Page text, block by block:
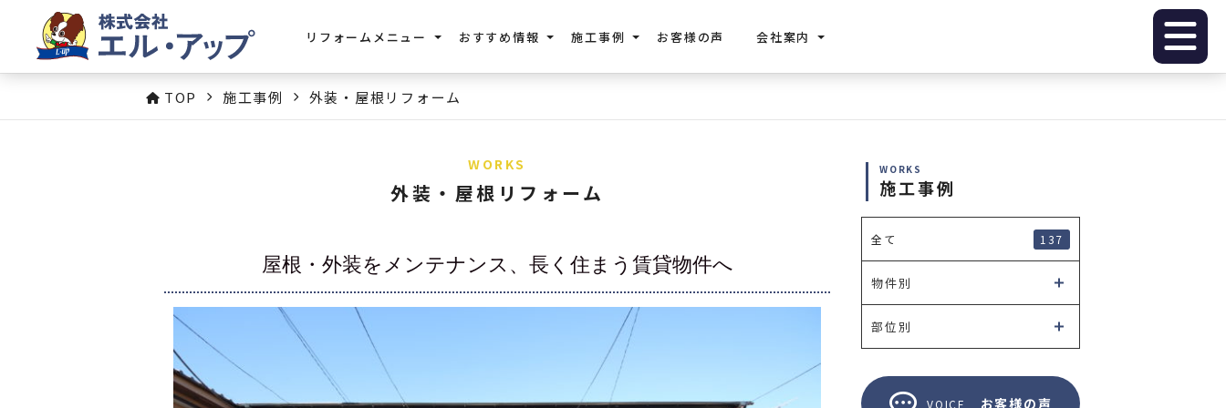
リフォームメニュー おすすめ情報 施工事例 お客様の声 会社案内
TOP 施工事例 外装・屋根リフォーム
WORKS
外装・屋根リフォーム
屋根・外装をメンテナンス、長く住まう賃貸物件へ
WORKS
施工事例
全て 137
物件別
部位別
VOICE お客様の声